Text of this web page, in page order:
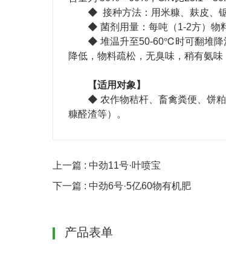
◆ 接种方法：用米糠、麸皮、
◆ 菌剂用量：每吨（1-2方）物
◆ 堆温升至50-60℃时可翻堆降
降低，物料疏松，无臭味，稍有氨味
【适用对象】
◆ 农作物秸杆、畜禽粪便、饼
糠醛渣等）。
上一篇 : 中劲11号·叶喷宝
下一篇 : 中劲6号·5亿60物有机肥
产品表单